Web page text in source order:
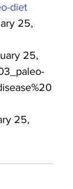
diet
25,
25,
25,